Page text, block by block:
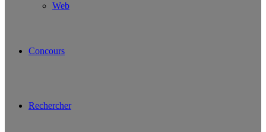
Web
Concours
Rechercher